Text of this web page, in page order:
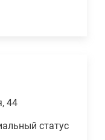
44
статус